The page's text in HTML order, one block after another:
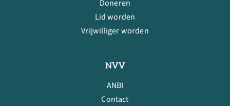
Doneren
Lid worden
Vrijwilliger worden
NVV
ANBI
Contact